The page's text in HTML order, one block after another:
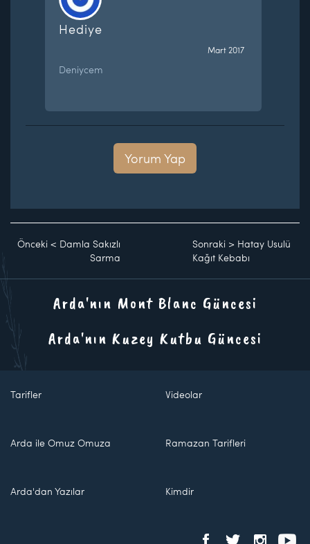
Hediye
Mart 2017
Deniycem
Yorum Yap
Önceki < Damla Sakızlı
Sarma
Sonraki > Hatay Usulü
Kağıt Kebabı
Arda'nın Mont Blanc Güncesi
Arda'nın Kuzey Kutbu Güncesi
Tarifler Videolar
Arda ile Omuz Omuza Ramazan Tarifleri
Arda'dan Yazılar Kimdir